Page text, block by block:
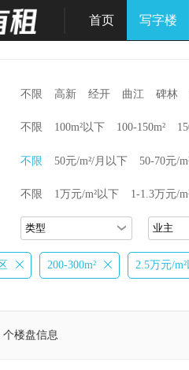
首页 写字楼
不限 高新 经开 曲江 碑林
不限 100m²以下 100-150m²
不限 50元/m²/月以下 50-70元/
不限 1万元/m²以下 1-1.3万元/
200-300m² 2.5万元/
个楼盘信息